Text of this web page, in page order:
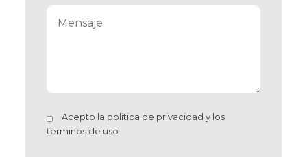
Acepto la política de privacidad y los
terminos de uso